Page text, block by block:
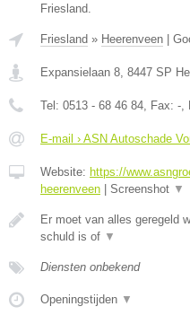
Friesland.
Friesland » Heerenveen |
Expansielaan 8 8447 SP
Tel: 0513 - 68 46 84 , Fax: -
E-mail › ASN Autoschade
Website: https://
heerenveen | Screenshot ▼
Er moet van alles geregeld
schuld is of ▼
Diensten onbekend
Openingstijden ▼